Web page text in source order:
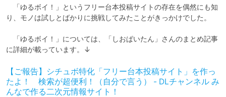
「ゆるボイ！」というフリー台本投稿サイトの存在を偶然にも知
り、モノは試しとばかりに挑戦してみたことがきっかけでした。
「ゆるボイ！」については、「しおぱいたん」さんのまとめ記事
に詳細が載っています。↓
【ご報告】シチュボ特化「フリー台本投稿サイト」を作っ
たよ！ 検索が超便利！（自分で言う） - DLチャンネル み
んなで作る二次元情報サイト！